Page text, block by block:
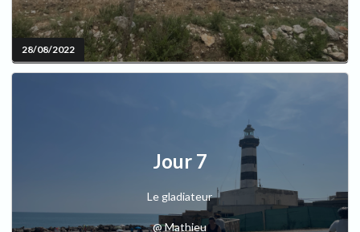
28/08/2022
Jour 7
Le gladiateur
@ Mathieu